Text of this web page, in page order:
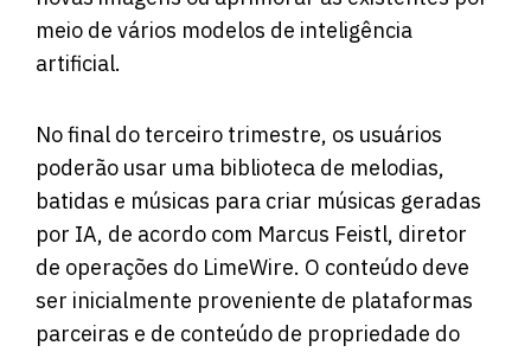
meio de vários modelos de inteligência
artificial.
No final do terceiro trimestre, os usuários
poderão usar uma biblioteca de melodias,
batidas e músicas para criar músicas geradas
por IA, de acordo com Marcus Feistl, diretor
de operações do LimeWire. O conteúdo deve
ser inicialmente proveniente de plataformas
parceiras e de conteúdo de propriedade do